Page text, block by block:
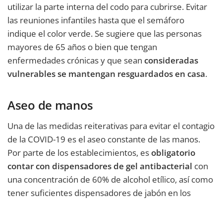
utilizar la parte interna del codo para cubrirse. Evitar
las reuniones infantiles hasta que el semáforo
indique el color verde. Se sugiere que las personas
mayores de 65 años o bien que tengan
enfermedades crónicas y que sean consideradas
vulnerables se mantengan resguardados en casa.
Aseo de manos
Una de las medidas reiterativas para evitar el contagio
de la COVID-19 es el aseo constante de las manos.
Por parte de los establecimientos, esobligatorio
contar con dispensadores de gel antibacterial con
una concentración de 60% de alcohol etílico, así como
tener suficientes dispensadores de jabón en los